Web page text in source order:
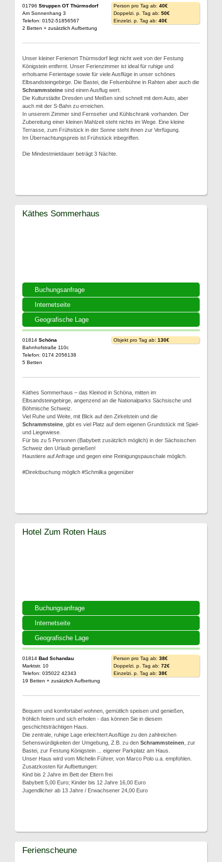
01796 Struppen OT Thürmsdorf
Am Sonnenhang 3
Telefon: 0152-51856567
2 Betten + zusätzlich Aufbettung
Person pro Tag ab: 40€
Doppelzi. p. Tag ab: 50€
Einzelzi. p. Tag ab: 40€
Unser kleiner Ferienort Thürmsdorf liegt nicht weit von der Festung
Königstein entfernt. Unser Ferienzimmer ist ideal für ruhige und
erholsame Ferientage sowie für viele Ausflüge in unser schönes
Elbsandsteingebirge. Die Bastei, die Felsenbühne in Rahten aber auch die
Schrammsteine sind einen Ausflug wert.
Die Kulturstädte Dresden und Meißen sind schnell mit dem Auto, aber
auch mit der S-Bahn zu erreichen.
In unserem Zimmer sind Fernseher und Kühlschrank vorhanden. Der
Zubereitung einer kleinen Mahlzeit steht nichts im Wege. Eine kleine
Terrasse, zum Frühstück in der Sonne steht ihnen zur Verfügung.
Im Übernachtungspreis ist Frühstück inbegriffen.
Die Mindestmietdauer beträgt 3 Nächte.
Buchungsanfrage
Internetseite
Geografische Lage
Käthes Sommerhaus
01814 Schöna
Bahnhofstraße 110c
Telefon: 0174 2056138
5 Betten
Objekt pro Tag ab: 130€
Käthes Sommerhaus – das Kleinod in Schöna, mitten im
Elbsandsteingebirge, angenzend an die Nationalparks Sächsische und
Böhmische Schweiz.
Viel Ruhe und Weite, mit Blick auf den Zirkelstein und die
Schrammsteine , gibt es viel Platz auf dem eigenen Grundstück mit Spiel-
und Liegewiese.
Für bis zu 5 Personen (Babybett zusätzlich möglich) in der Sächsischen
Schweiz den Urlaub genießen!
Haustiere auf Anfrage und gegen eine Reinigungspauschale möglich.
#Direktbuchung möglich #Schmilka gegenüber
Buchungsanfrage
Internetseite
Geografische Lage
Hotel Zum Roten Haus
01814 Bad Schandau
Marktstr. 10
Telefon: 035022 42343
19 Betten + zusätzlich Aufbettung
Person pro Tag ab: 38€
Doppelzi. p. Tag ab: 72€
Einzelzi. p. Tag ab: 38€
Bequem und komfortabel wohnen, gemütlich speisen und genießen,
fröhlich feiern und sich erholen - das können Sie in diesem
geschichtsträchtigen Haus.
Die zentrale, ruhige Lage erleichtert Ausflüge zu den zahlreichen
Sehenswürdigkeiten der Umgebung, Z.B. zu den Schrammsteinen , zur
Bastei, zur Festung Königstein ... eigener Parkplatz am Haus.
Unser Haus wird vom Michelin Führer, von Marco Polo u.a. empfohlen.
Zusatzkosten für Aufbettungen:
Kind bis 2 Jahre im Bett der Eltern frei
Babybett 5,00 Euro; Kinder bis 12 Jahre 16,00 Euro
Jugendlicher ab 13 Jahre / Erwachsener 24,00 Euro
Ferienscheune